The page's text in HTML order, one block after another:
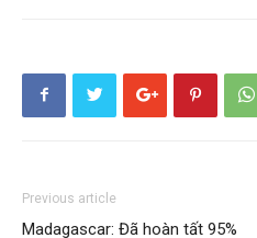
Previous article
Madagascar: Đã hoàn tất 95%